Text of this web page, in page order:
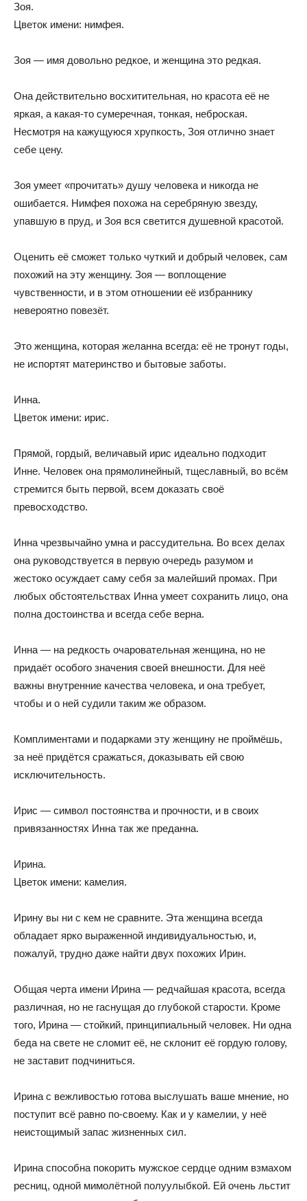
Зоя.
Цветок имени: нимфея.
Зоя — имя довольно редкое, и женщина это редкая.
Она действительно восхитительная, но красота её не
яркая, а какая-то сумеречная, тонкая, неброская.
Несмотря на кажущуюся хрупкость, Зоя отлично знает
себе цену.
Зоя умеет «прочитать» душу человека и никогда не
ошибается. Нимфея похожа на серебряную звезду,
упавшую в пруд, и Зоя вся светится душевной красотой.
Оценить её сможет только чуткий и добрый человек, сам
похожий на эту женщину. Зоя — воплощение
чувственности, и в этом отношении её избраннику
невероятно повезёт.
Это женщина, которая желанна всегда: её не тронут годы,
не испортят материнство и бытовые заботы.
Инна.
Цветок имени: ирис.
Прямой, гордый, величавый ирис идеально подходит
Инне. Человек она прямолинейный, тщеславный, во всём
стремится быть первой, всем доказать своё
превосходство.
Инна чрезвычайно умна и рассудительна. Во всех делах
она руководствуется в первую очередь разумом и
жестоко осуждает саму себя за малейший промах. При
любых обстоятельствах Инна умеет сохранить лицо, она
полна достоинства и всегда себе верна.
Инна — на редкость очаровательная женщина, но не
придаёт особого значения своей внешности. Для неё
важны внутренние качества человека, и она требует,
чтобы и о ней судили таким же образом.
Комплиментами и подарками эту женщину не проймёшь,
за неё придётся сражаться, доказывать ей свою
исключительность.
Ирис — символ постоянства и прочности, и в своих
привязанностях Инна так же преданна.
Ирина.
Цветок имени: камелия.
Ирину вы ни с кем не сравните. Эта женщина всегда
обладает ярко выраженной индивидуальностью, и,
пожалуй, трудно даже найти двух похожих Ирин.
Общая черта имени Ирина — редчайшая красота, всегда
различная, но не гаснущая до глубокой старости. Кроме
того, Ирина — стойкий, принципиальный человек. Ни одна
беда на свете не сломит её, не склонит её гордую голову,
не заставит подчиниться.
Ирина с вежливостью готова выслушать ваше мнение, но
поступит всё равно по-своему. Как и у камелии, у неё
неистощимый запас жизненных сил.
Ирина способна покорить мужское сердце одним взмахом
ресниц, одной мимолётной полуулыбкой. Ей очень льстит